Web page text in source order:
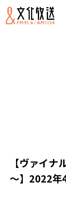
【ヴァイ
～】2022年